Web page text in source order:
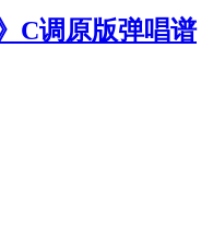
C调原版弹唱谱